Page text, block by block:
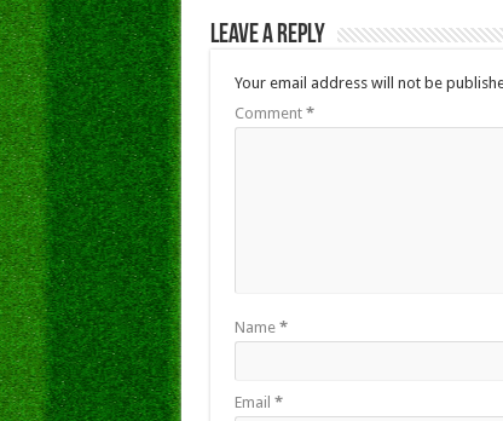
Leave a Reply
Your email address will not be
Comment *
Name *
Email *